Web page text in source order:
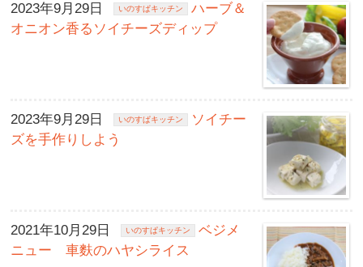
2023年9月29日 いのすぱキッチン
ハーブ＆
オニオン香るソイチーズディップ
2023年9月29日 いのすぱキッチン
ソイチー
ズを手作りしよう
2021年10月29日 いのすぱキッチン
ベジメ
ニュー 車麩のハヤシライス